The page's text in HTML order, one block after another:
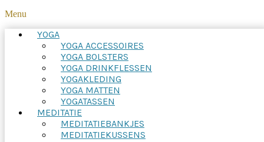
Menu
YOGA
YOGA ACCESSOIRES
YOGA BOLSTERS
YOGA DRINKFLESSEN
YOGAKLEDING
YOGA MATTEN
YOGATASSEN
MEDITATIE
MEDITATIEBANKJES
MEDITATIEKUSSENS